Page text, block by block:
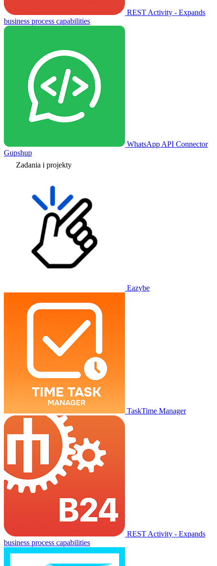
REST Activity - Expands
business process capabilities
WhatsApp API Connector
Gupshup
Zadania i projekty
Eazybe
TaskTime Manager
REST Activity - Expands
business process capabilities